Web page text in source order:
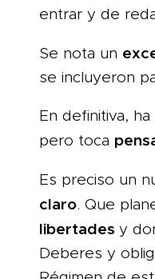
entrar y de
Se nota un
se incluyeron
En definitiva,
pero toca
Es preciso un
claro. Que
libertades y
Deberes y